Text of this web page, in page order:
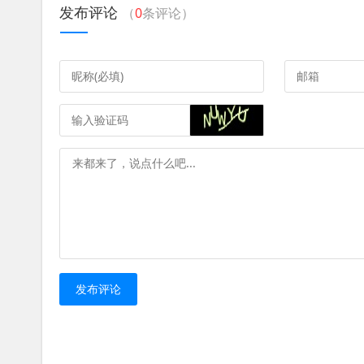
转账支付
除了上述支付方式外，京东商城还支持转账支付
在选择支付方式时，消费者应根据自身需求和习
东钱包，享受更多优惠和便利；若习惯使用第三
关注，可选择银联在线支付，消费者还应注意支
京东商城提供了多种支付方式，以满足不同消费
发布评论 （0条评论）
发布评论